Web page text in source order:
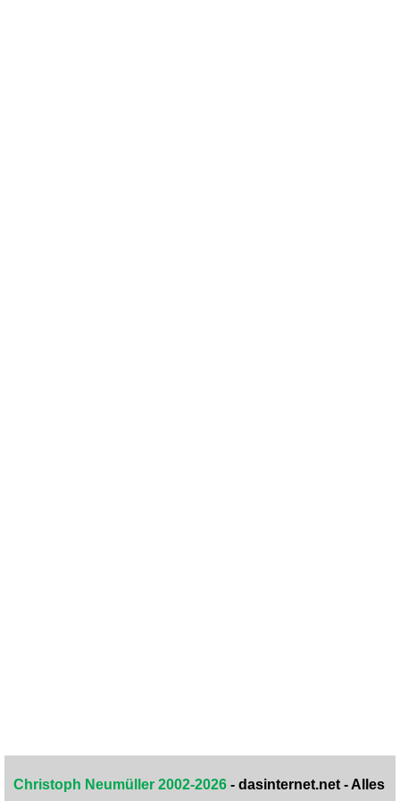
Christoph Neumüller 2002-2026 - dasinternet.net - Alles